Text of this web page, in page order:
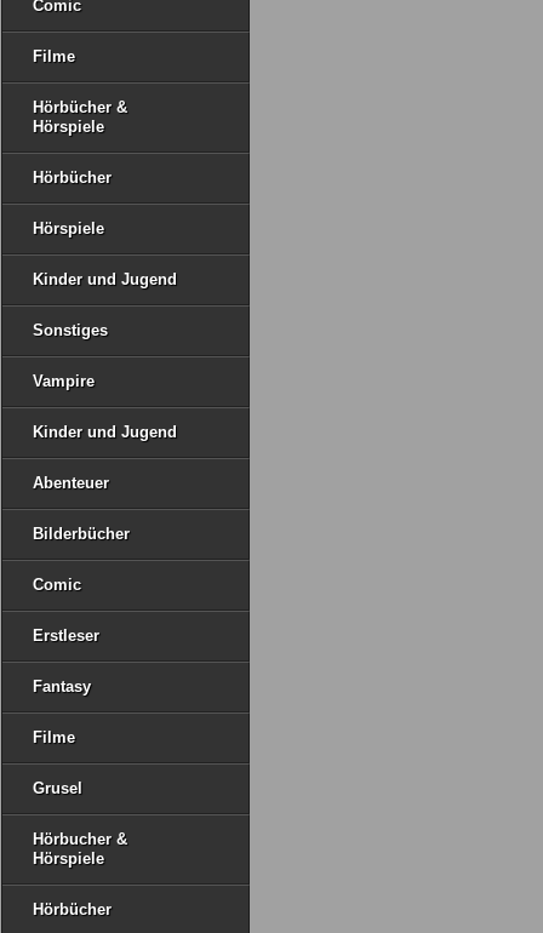
Comic
Filme
Hörbücher &
Hörspiele
Hörbücher
Hörspiele
Kinder und Jugend
Sonstiges
Vampire
Kinder und Jugend
Abenteuer
Bilderbücher
Comic
Erstleser
Fantasy
Filme
Grusel
Hörbucher &
Hörspiele
Hörbücher